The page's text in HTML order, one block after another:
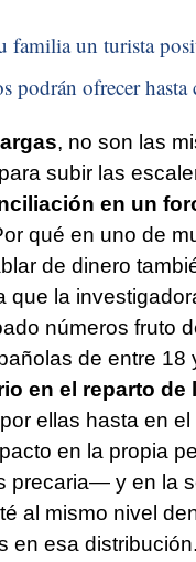
familia un turista
podrán ofrecer hasta
, no son las
subir las
en un
qué en uno de
de dinero
que la
números fruto
de entre
en el reparto de
ellas hasta en
en la propia
precaria— y en la
al mismo nivel
en esa distribución.